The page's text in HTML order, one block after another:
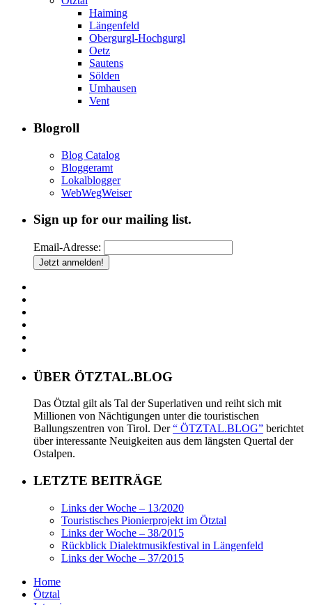
Haiming
Längenfeld
Obergurgl-Hochgurgl
Oetz
Sautens
Sölden
Umhausen
Vent
Blogroll
Blog Catalog
Bloggeramt
Lokalblogger
WebWegWeiser
Sign up for our mailing list.
Email-Adresse:
ÜBER ÖTZTAL.BLOG
Das Ötztal gilt als Tal der Superlativen und reiht sich mit
Millionen von Nächtigungen unter die touristischen
Ballungszentren von Tirol. Der“ ÖTZTAL.BLOG” berichtet
über interessante Neuigkeiten aus dem längsten Quertal der
Ostalpen.
LETZTE BEITRÄGE
Links der Woche – 13/2020
Touristisches Pionierprojekt im Ötztal
Links der Woche – 38/2015
Rückblick Dialektmusikfestival in Längenfeld
Links der Woche – 37/2015
Home
Ötztal